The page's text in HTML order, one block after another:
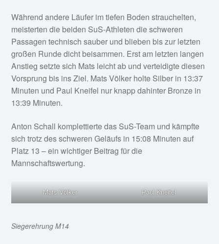
Während andere Läufer im tiefen Boden strauchelten,
meisterten die beiden SuS-Athleten die schweren
Passagen technisch sauber und blieben bis zur letzten
großen Runde dicht beisammen. Erst am letzten langen
Anstieg setzte sich Mats leicht ab und verteidigte diesen
Vorsprung bis ins Ziel. Mats Völker holte Silber in 13:37
Minuten und Paul Kneifel nur knapp dahinter Bronze in
13:39 Minuten.
Anton Schall komplettierte das SuS-Team und kämpfte
sich trotz des schweren Geläufs in 15:08 Minuten auf
Platz 13 – ein wichtiger Beitrag für die
Mannschaftswertung.
Mats Völker Paul Kneifel
Siegerehrung M14